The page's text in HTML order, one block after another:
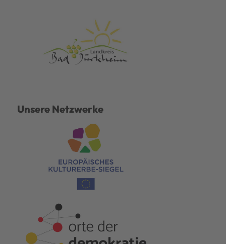
Unsere Netzwerke